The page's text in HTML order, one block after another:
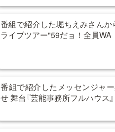
番組で紹介した堀ちえみさんか
ライブツアー"59だョ！全員WA
番組で紹介したメッセンジャ
せ 舞台『芸能事務所フルハウス』